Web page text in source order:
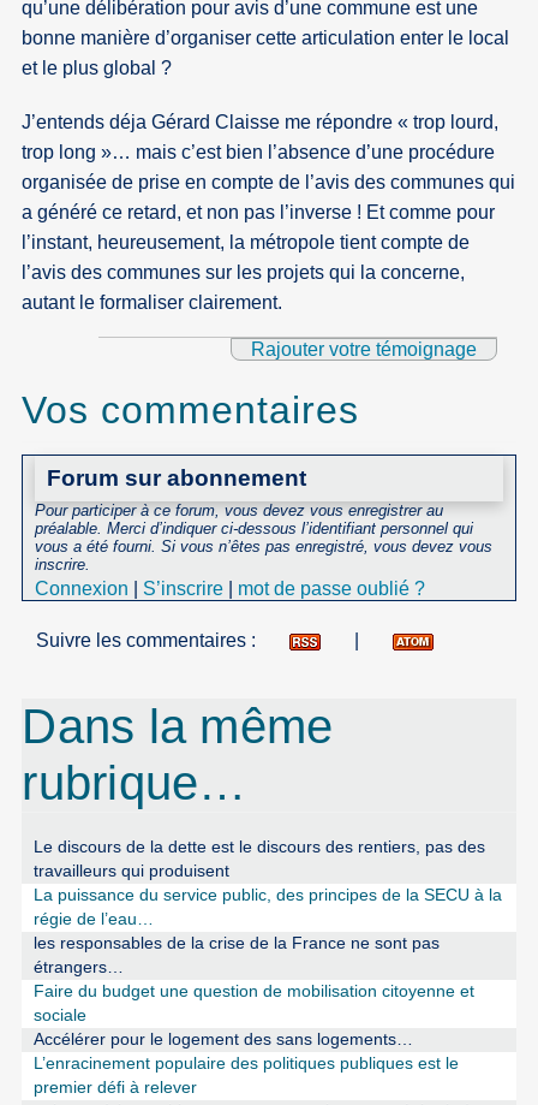
qu’une délibération pour avis d’une commune est une
bonne manière d’organiser cette articulation enter le local
et le plus global ?
J’entends déja Gérard Claisse me répondre « trop lourd,
trop long »… mais c’est bien l’absence d’une procédure
organisée de prise en compte de l’avis des communes qui
a généré ce retard, et non pas l’inverse ! Et comme pour
l’instant, heureusement, la métropole tient compte de
l’avis des communes sur les projets qui la concerne,
autant le formaliser clairement.
Rajouter votre témoignage
Vos commentaires
Forum sur abonnement
Pour participer à ce forum, vous devez vous enregistrer au
préalable. Merci d’indiquer ci-dessous l’identifiant personnel qui
vous a été fourni. Si vous n’êtes pas enregistré, vous devez vous
inscrire.
Connexion S’inscrire mot de passe oublié ?
Suivre les commentaires :
Dans la même
rubrique…
Le discours de la dette est le discours des rentiers, pas des
travailleurs qui produisent
La puissance du service public, des principes de la SECU à la
régie de l’eau…
les responsables de la crise de la France ne sont pas
étrangers…
Faire du budget une question de mobilisation citoyenne et
sociale
Accélérer pour le logement des sans logements…
L’enracinement populaire des politiques publiques est le
premier défi à relever